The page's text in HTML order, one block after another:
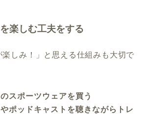
楽しむ工夫をする
楽しみ！」と思える仕組みも大切で
スポーツウェアを買う
ポッドキャストを聴きながらトレ